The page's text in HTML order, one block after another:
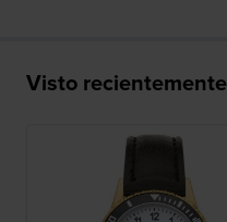
Visto recientemente